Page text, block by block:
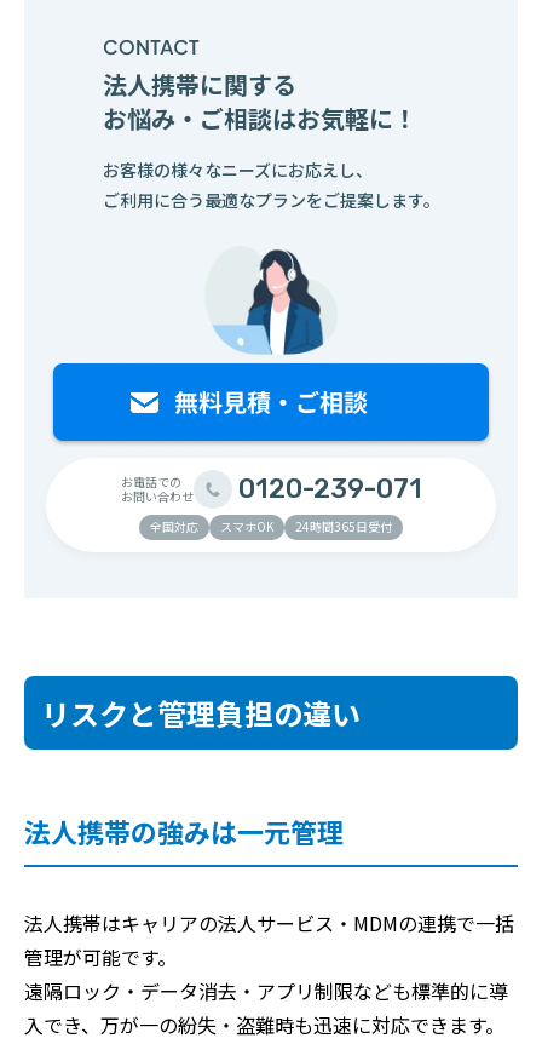
法人携帯に関する
お悩み・ご相談はお気軽に！
お客様の様々なニーズにお応えし、
ご利用に合う最適なプランをご提案します。
お電話での
お問い合わせ
0120-239-071
全国対応 スマホOK 24時間365日受付
リスクと管理負担の違い
法人携帯の強みは一元管理
法人携帯はキャリアの法人サービス・MDMの連携で一括
管理が可能です。
遠隔ロック・データ消去・アプリ制限なども標準的に導
入でき、万が一の紛失・盗難時も迅速に対応できます。